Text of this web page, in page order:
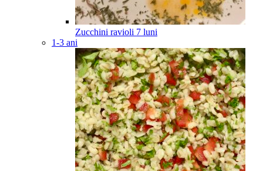
Zucchini ravioli 7 luni
1-3 ani